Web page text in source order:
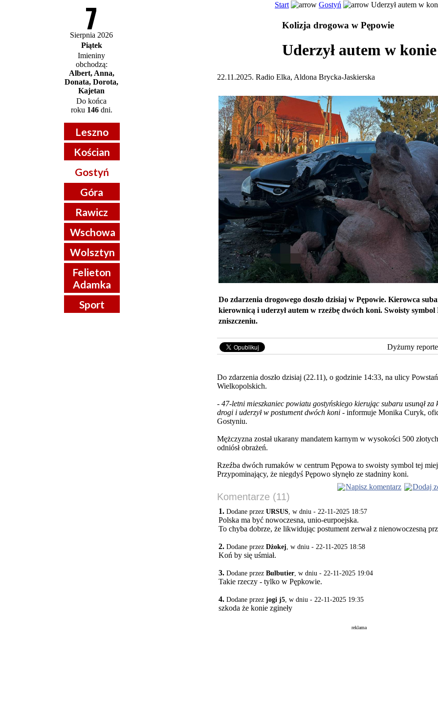
7
Sierpnia 2026
Piątek
Imieniny
obchodzą:
Albert, Anna,
Donata, Dorota,
Kajetan
Do końca
roku 146dni.
Leszno
Kościan
Gostyń
Góra
Rawicz
Wschowa
Wolsztyn
Felieton
Adamka
Sport
Start Gostyń Uderzył autem w
Kolizja drogowa w Pępowie
Uderzył autem w konie
22.11.2025. Radio Elka, Aldona Brycka-Jaskierska
Do zdarzenia drogowego doszło dzisiaj w Pępowie. Kierowca
kierownicą i uderzył autem w rzeźbę dwóch koni. Swoisty symbol
zniszczeniu.
Dyżurny
Do zdarzenia doszło dzisiaj (22.11), o godzinie 14:33, na ulicy
Wielkopolskich.
- 47-letni mieszkaniec powiatu gostyńskiego kierując subaru usunął za
drogi i uderzył w postument dwóch koni - informuje Monika Curyk,
Gostyniu.
Mężczyzna został ukarany mandatem karnym w wysokości 500
odniósł obrażeń.
Rzeźba dwóch rumaków w centrum Pępowa to swoisty symbol tej
Przypominający, że niegdyś Pępowo słynęło ze stadniny koni.
Napisz komentarz
Dodaj
Komentarze (11)
1. Dodane przez URSUS, w dniu - 22-11-2025 18:57
Polska ma być nowoczesna, unio-eurpoejska.
To chyba dobrze, że likwidując postument zerwał z nienowoczesną
2. Dodane przez Dżokej, w dniu - 22-11-2025 18:58
Koń by się uśmiał.
3. Dodane przez Bulbutier, w dniu - 22-11-2025 19:04
Takie rzeczy - tylko w Pępkowie.
4. Dodane przez jogi j5, w dniu - 22-11-2025 19:35
szkoda że konie zgineły
reklama